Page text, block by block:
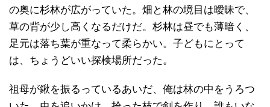
の奥に杉林が広がっていた。畑と林の境目は曖昧で、
草の背が少し高くなるだけだ。杉林は昼でも薄暗く、
足元は落ち葉が重なって柔らかい。子どもにとって
は、ちょうどいい探検場所だった。
祖母が鍬を振るっているあいだ、俺は林の中をうろつ